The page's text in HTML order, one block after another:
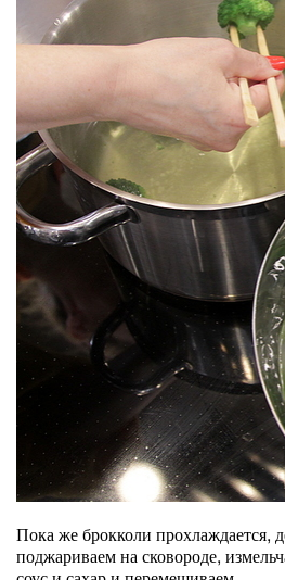
Пока же брокколи прохлаждается,
поджариваем на сковороде,